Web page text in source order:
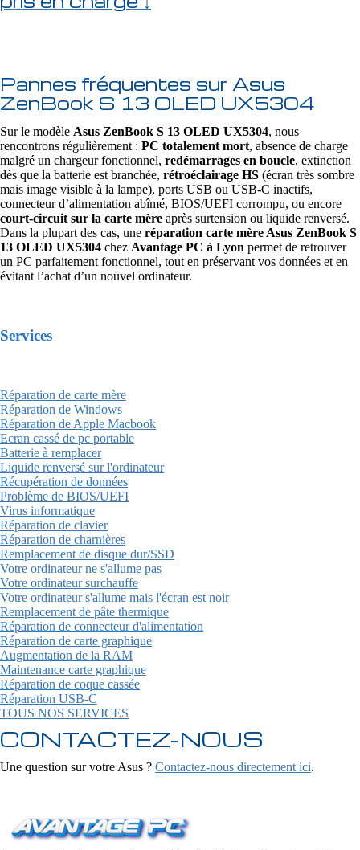
Pannes fréquentes sur Asus
ZenBook S 13 OLED UX5304
Sur le modèle Asus ZenBook S 13 OLED UX5304, nous
rencontrons régulièrement : PC totalement mort, absence de charge
malgré un chargeur fonctionnel, redémarrages en boucle, extinction
dès que la batterie est branchée, rétroéclairage HS (écran très sombre
mais image visible à la lampe), ports USB ou USB‑C inactifs,
connecteur d’alimentation abîmé, BIOS/UEFI corrompu, ou encore
court-circuit sur la carte mère après surtension ou liquide renversé.
Dans la plupart des cas, une réparation carte mère Asus ZenBook S
13 OLED UX5304 chez Avantage PC à Lyon permet de retrouver
un PC parfaitement fonctionnel, tout en préservant vos données et en
évitant l’achat d’un nouvel ordinateur.
Services
Réparation de carte mère
Réparation de Windows
Réparation de Apple Macbook
Ecran cassé de pc portable
Batterie à remplacer
Liquide renversé sur l'ordinateur
Récupération de données
Problème de BIOS/UEFI
Virus informatique
Réparation de clavier
Réparation de charnières
Remplacement de disque dur/SSD
Votre ordinateur ne s'allume pas
Votre ordinateur surchauffe
Votre ordinateur s'allume mais l'écran est noir
Remplacement de pâte thermique
Réparation de connecteur d'alimentation
Réparation de carte graphique
Augmentation de la RAM
Maintenance carte graphique
Réparation de coque cassée
Réparation USB-C
TOUS NOS SERVICES
CONTACTEZ-NOUS
Une question sur votre Asus ? Contactez-nous directement ici.